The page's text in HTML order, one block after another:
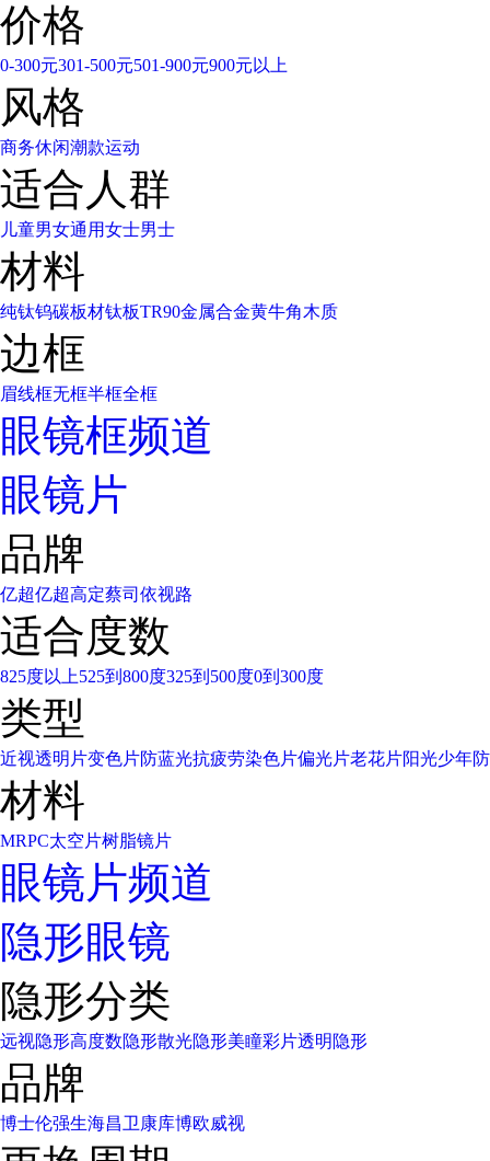
价格
0-300元301-500元501-900元900元以上
风格
商务休闲潮款运动
适合人群
儿童男女通用女士男士
材料
纯钛钨碳板材钛板TR90金属合金黄牛角木质
边框
眉线框无框半框全框
眼镜框频道
眼镜片
品牌
亿超亿超高定蔡司 依视路
适合度数
825度以上525到800度325到500度0到300度
类型
近视透明片变色片防蓝光抗疲劳染色片偏光片老花片阳光少年
材料
MRPC太空片树脂镜片
眼镜片频道
隐形眼镜
隐形分类
远视隐形高度数隐形散光隐形美瞳彩片透明隐形
品牌
博士伦强生海昌卫康库博欧威视